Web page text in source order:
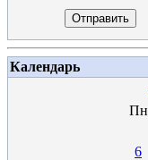
Отправить
Календарь
Пн
6